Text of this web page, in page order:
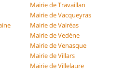
Mairie de Travaillan
Mairie de Vacqueyras
Mairie de Valréas
Mairie de Vedène
Mairie de Venasque
Mairie de Villars
Mairie de Villelaure